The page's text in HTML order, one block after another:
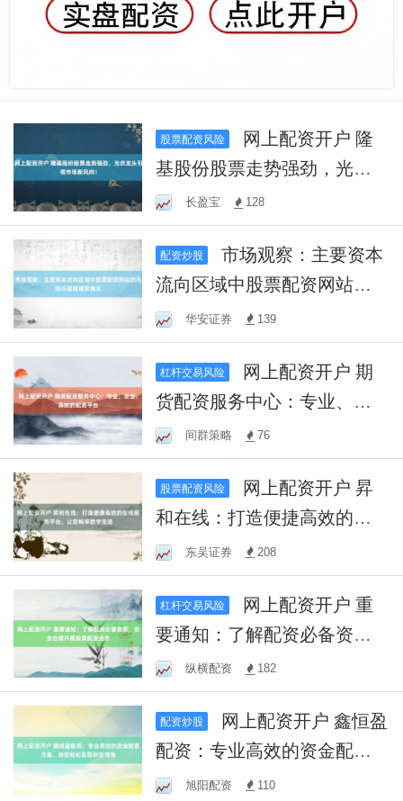
股票配资风险
基股份股票走势强劲，光伏
龙头引领市场新风向！
长盈宝 128
配资炒股
市场观察：主要资本
流向区域中股票配资网站的
风险分层管理聚焦交
华安证券 139
杠杆交易风险
货配资服务中心：专业、安
全、高效的配资平台
间群策略 76
股票配资风险
和在线：打造便捷高效的在
线服务平台，让您畅享数字
生活
东吴证券 208
杠杆交易风险
要通知：了解配资必备资
质，安全合规开展股票配资
业务
纵横配资 182
配资炒股
配资：专业高效的资金配置
方案，助您轻松实现财富增
旭阳配资 110